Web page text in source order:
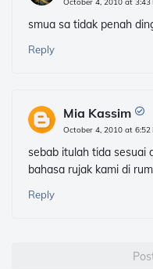
smua sa tidak penah
Reply
Mia Kassim
October 4, 2010 at 6:52
sebab itulah tida sesuai
bahasa rujak kami di
Reply